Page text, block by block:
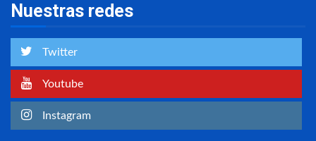
Nuestras redes
Twitter
Youtube
Instagram